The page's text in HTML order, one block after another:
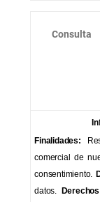
Finalidades:
comercial de
consentimiento.
datos.